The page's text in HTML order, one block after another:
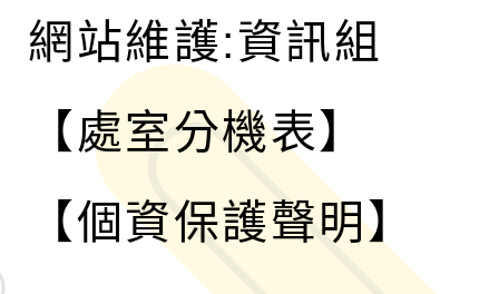
網站維護:資訊組
【處室分機表】
【個資保護聲明】